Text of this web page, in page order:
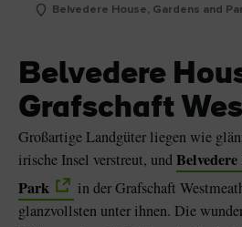
Belvedere House, Gardens and
Belvedere
Grafschaft
Großartige Landgüter liegen wie
irische Insel verstreut, und
Park
in der Grafschaft
glanzvollsten unter ihnen. Die